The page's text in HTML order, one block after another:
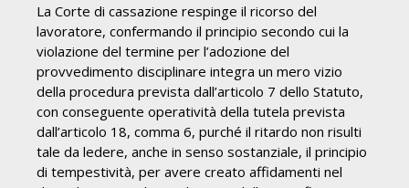
La Corte di cassazione respinge il ricorso del
lavoratore, confermando il principio secondo cui la
violazione del termine per l’adozione del
provvedimento disciplinare integra un mero vizio
della procedura prevista dall’articolo 7 dello Statuto,
con conseguente operatività della tutela prevista
dall’articolo 18, comma 6, purché il ritardo non risulti
tale da ledere, anche in senso sostanziale, il principio
di tempestività, per avere creato affidamenti nel